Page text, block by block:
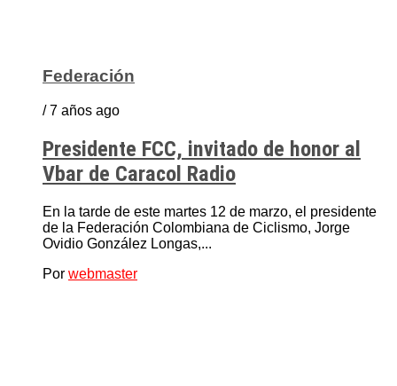
Federación
/ 7 años ago
Presidente FCC, invitado de honor al
Vbar de Caracol Radio
En la tarde de este martes 12 de marzo, el presidente
de la Federación Colombiana de Ciclismo, Jorge
Ovidio González Longas,...
Por webmaster